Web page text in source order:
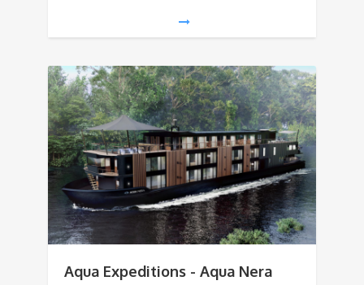
Aqua Expeditions - Aqua Nera